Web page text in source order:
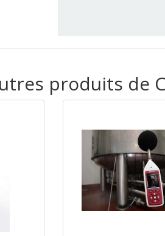
produits de